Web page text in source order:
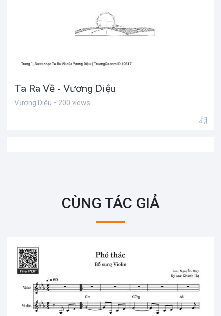
Ta Ra Về - Vương Diệu
Vương Diệu • 200 views
CÙNG TÁC GIẢ